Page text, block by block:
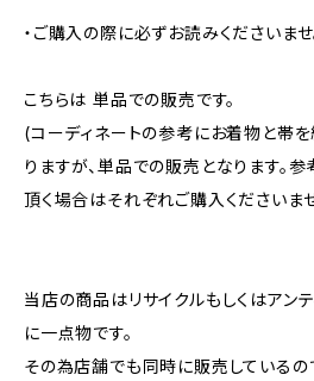
・ご購入の際に必ずお読みくださいませ
こちらは 単品での販売です。
(コーディネートの参考にお着物と帯
りますが、単品での販売となります。
頂く場合はそれぞれご購入くださいま
当店の商品はリサイクルもしくはアン
に一点物です。
その為店舗でも同時に販売しているの